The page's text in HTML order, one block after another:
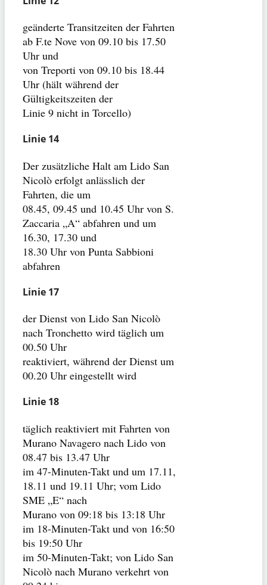
geänderte Transitzeiten der Fahrten
ab F.te Nove von 09.10 bis 17.50
Uhr und
von Treporti von 09.10 bis 18.44
Uhr (hält während der
Gültigkeitszeiten der
Linie 9 nicht in Torcello)
Linie 14
Der zusätzliche Halt am Lido San
Nicolò erfolgt anlässlich der
Fahrten, die um
08.45, 09.45 und 10.45 Uhr von S.
Zaccaria „A“ abfahren und um
16.30, 17.30 und
18.30 Uhr von Punta Sabbioni
abfahren
Linie 17
der Dienst von Lido San Nicolò
nach Tronchetto wird täglich um
00.50 Uhr
reaktiviert, während der Dienst um
00.20 Uhr eingestellt wird
Linie 18
täglich reaktiviert mit Fahrten von
Murano Navagero nach Lido von
08.47 bis 13.47 Uhr
im 47-Minuten-Takt und um 17.11,
18.11 und 19.11 Uhr; vom Lido
SME „E“ nach
Murano von 09:18 bis 13:18 Uhr
im 18-Minuten-Takt und von 16:50
bis 19:50 Uhr
im 50-Minuten-Takt; von Lido San
Nicolò nach Murano verkehrt von